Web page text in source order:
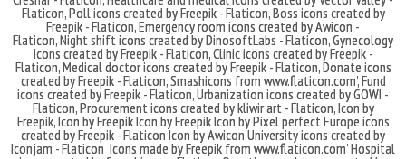
Flaticon,Poll icons created by Freepik - Flaticon,Boss icons created by
Freepik - Flaticon,Emergency room icons created by Awicon -
Flaticon,Night shift icons created by DinosoftLabs - Flaticon,Gynecology
icons created by Freepik - Flaticon,Clinic icons created by Freepik -
Flaticon,Medical doctor icons created by Freepik - Flaticon,Donate icons
created by Freepik - Flaticon,Smashicons from www.flaticon.com',Fund
icons created by Freepik - Flaticon,Urbanization icons created by GOWI -
Flaticon,Procurement icons created by kliwir art - Flaticon,Icon by
Freepik,Icon by FreepikIcon by FreepikIcon by Pixel perfectEurope icons
created by Freepik - Flaticon Icon by Awicon University icons created by
Iconjam - Flaticon Icons made byFreepik from www.flaticon.com'Hospital